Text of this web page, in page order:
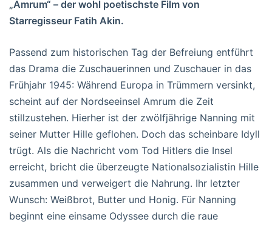
„Amrum“ – der wohl poetischste Film von
Starregisseur Fatih Akin.
Passend zum historischen Tag der Befreiung entführt
das Drama die Zuschauerinnen und Zuschauer in das
Frühjahr 1945: Während Europa in Trümmern versinkt,
scheint auf der Nordseeinsel Amrum die Zeit
stillzustehen. Hierher ist der zwölfjährige Nanning mit
seiner Mutter Hille geflohen. Doch das scheinbare Idyll
trügt. Als die Nachricht vom Tod Hitlers die Insel
erreicht, bricht die überzeugte Nationalsozialistin Hille
zusammen und verweigert die Nahrung. Ihr letzter
Wunsch: Weißbrot, Butter und Honig. Für Nanning
beginnt eine einsame Odyssee durch die raue